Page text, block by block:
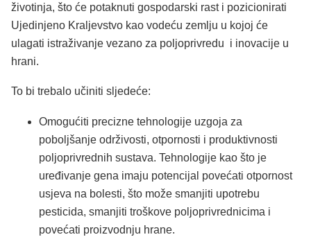
životinja, što će potaknuti gospodarski rast i pozicionirati
Ujedinjeno Kraljevstvo kao vodeću zemlju u kojoj će
ulagati istraživanje vezano za poljoprivredu i inovacije u
hrani.
To bi trebalo učiniti sljedeće:
Omogućiti precizne tehnologije uzgoja za
poboljšanje održivosti, otpornosti i produktivnosti
poljoprivrednih sustava. Tehnologije kao što je
uređivanje gena imaju potencijal povećati otpornost
usjeva na bolesti, što može smanjiti upotrebu
pesticida, smanjiti troškove poljoprivrednicima i
povećati proizvodnju hrane.